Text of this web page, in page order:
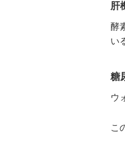
肝
酵
い
糖
ウ
こ